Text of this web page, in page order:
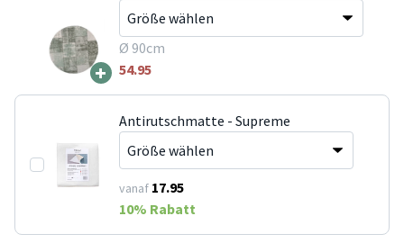
+
Ø 90cm
54.95
Antirutschmatte - Supreme
vanaf 17.95
10% Rabatt